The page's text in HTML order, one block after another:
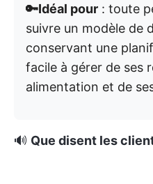
🔑Idéal pour : toute
suivre un modèle de
conservant une
facile à gérer de ses
alimentation et de
🔊 Que disent les